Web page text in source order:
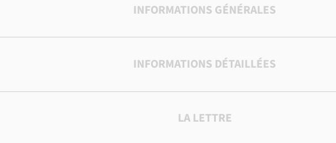
INFORMATIONS GÉNÉRALES
INFORMATIONS DÉTAILLÉES
LA LETTRE